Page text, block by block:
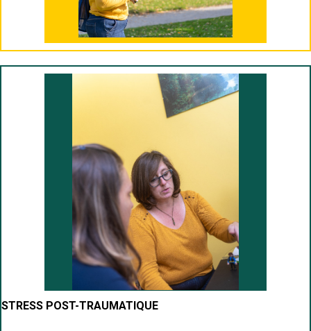
STRESS POST-TRAUMATIQUE